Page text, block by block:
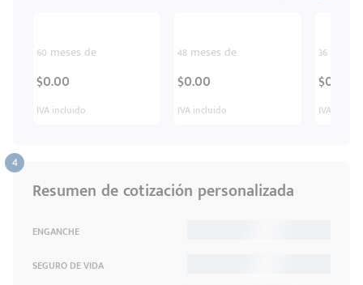
60 meses de
$0.00
IVA incluido
48 meses de
$0.00
IVA incluido
36
$0.00
IVA
Resumen de cotización personalizada
ENGANCHE
SEGURO DE VIDA